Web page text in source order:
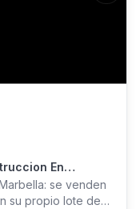
En
se venden
su propio lote de